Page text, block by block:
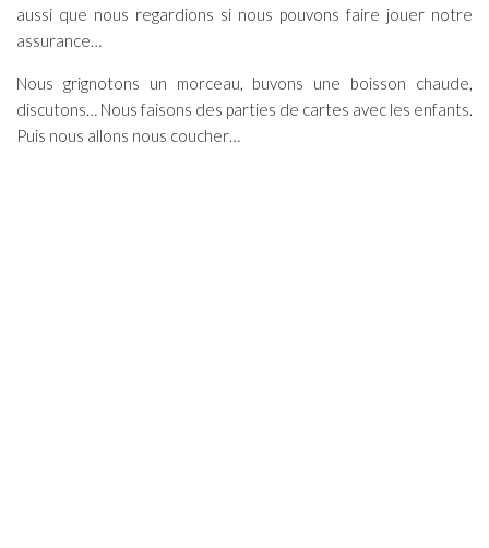
aussi que nous regardions si nous pouvons faire jouer notre
assurance…
Nous grignotons un morceau, buvons une boisson chaude,
discutons… Nous faisons des parties de cartes avec les enfants.
Puis nous allons nous coucher…